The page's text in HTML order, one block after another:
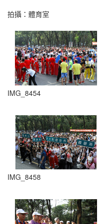
拍攝：體育室
IMG_8454
IMG_8458